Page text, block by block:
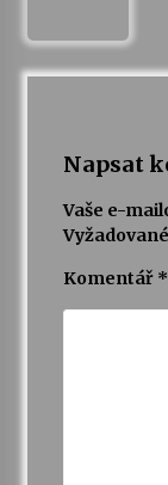
Napsat
Vaše e-
Komentář *